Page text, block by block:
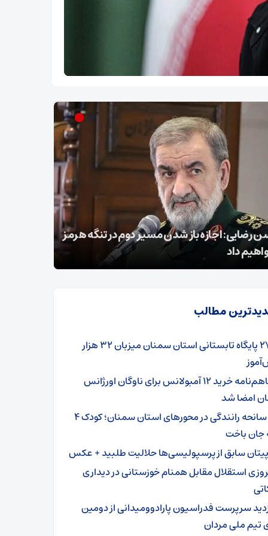
رضایی: اجازه باز شدن مسیر دوم در تنگه هرمز
داد
مطالب
۲۷۹ پایگاه تابستانی استان سمنان میزبان ۳۲ هزار
تفاهم‌نامه خرید ۱۲ آمبولانس برای ناوگان اورژانس
امضا شد
۳ سانحه رانندگی در محورهای استان سمنان؛ کودک ۴
جان باخت
سابق از پرسپولیسی‌ها حلالیت طلبید + عکس
استقلال مقابل همنام خوزستانی در دیداری
سرپرست فدراسیون پارادوومیدانی از دومین
تیم ملی مردان